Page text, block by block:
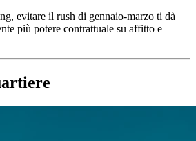
evitare il rush di gennaio-marzo ti dà
più potere contrattuale su affitto e